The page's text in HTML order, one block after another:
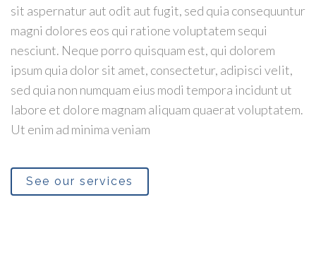
sit aspernatur aut odit aut fugit, sed quia consequuntur
magni dolores eos qui ratione voluptatem sequi
nesciunt. Neque porro quisquam est, qui dolorem
ipsum quia dolor sit amet, consectetur, adipisci velit,
sed quia non numquam eius modi tempora incidunt ut
labore et dolore magnam aliquam quaerat voluptatem.
Ut enim ad minima veniam
See our services